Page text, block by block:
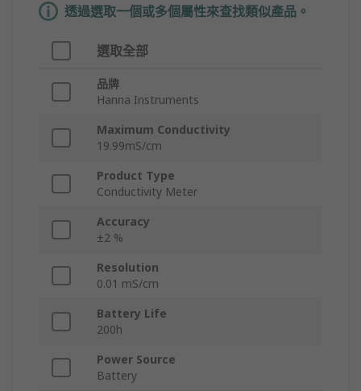
透過選取一個或多個屬性來查找類似產品。
選取全部
品牌
Hanna Instruments
Maximum Conductivity
19.99mS/cm
Product Type
Conductivity Meter
Accuracy
±2 %
Resolution
0.01 mS/cm
Battery Life
200h
Power Source
Battery